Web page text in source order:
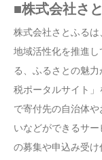
■株式会社さ
株式会社さとふる
地域活性化を推進し
る、ふるさとの魅
税ポータルサイト」
で寄付先の自治体
いなどができるサ
の募集や申込み受